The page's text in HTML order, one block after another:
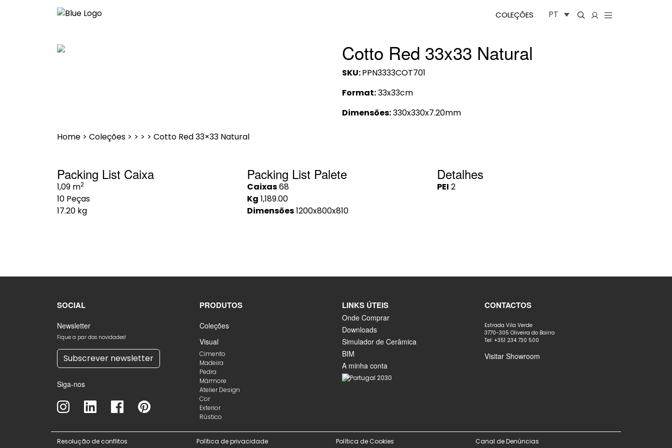
COLEÇÕES PT
Cotto Red 33x33 Natural
SKU:PPN3333COT701
Format:33x33cm
Dimensões:330x330x7.20mm
Home > Coleções > > > > Cotto Red 33×33 Natural
Packing List Caixa
1,09 m2
10 Peças
17.20 kg
Packing List Palete
Caixas68
Kg 1,189.00
Dimensões1200x800x810
Detalhes
PEI 2
SOCIAL
Newsletter
Fique a par das novidades!
Subscrever newsletter
Siga-nos
PRODUTOS
Coleções
Visual
Cimento
Madeira
Pedra
Mármore
Atelier Design
Cor
Exterior
Rústico
LINKS ÚTEIS
Onde Comprar
Downloads
Simulador de Cerâmica
BIM
A minha conta
CONTACTOS
Estrada Vila Verde
3770-305 Oliveira do Bairro
Tel: +351 234 730 500
Visitar Showroom
Resolução de conflitos Política de privacidade Política de Cookies Canal de Denúncias